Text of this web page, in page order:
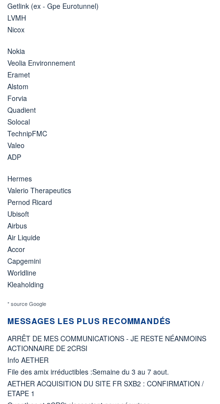
Getlink (ex - Gpe Eurotunnel)
LVMH
Nicox
Nokia
Veolia Environnement
Eramet
Alstom
Forvia
Quadient
Solocal
TechnipFMC
Valeo
ADP
Hermes
Valerio Therapeutics
Pernod Ricard
Ubisoft
Airbus
Air Liquide
Accor
Capgemini
Worldline
Kleaholding
* source Google
MESSAGES LES PLUS RECOMMANDÉS
ARRÊT DE MES COMMUNICATIONS - JE RESTE NÉANMOINS
ACTIONNAIRE DE 2CRSI
Info AETHER
File des amix irréductibles :Semaine du 3 au 7 aout.
AETHER ACQUISITION DU SITE FR SXB2 : CONFIRMATION /
ETAPE 1